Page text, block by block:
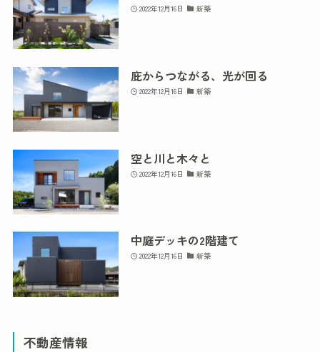
2022年12月16日 新築
庇からつながる、光が回る
2022年12月16日 新築
空と川と木々と
2022年12月16日 新築
中庭デッキの2階建て
2022年12月16日 新築
不動産情報